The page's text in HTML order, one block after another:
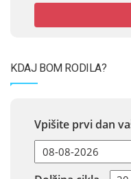
KDAJ BOM RODILA?
Vpišite prvi dan